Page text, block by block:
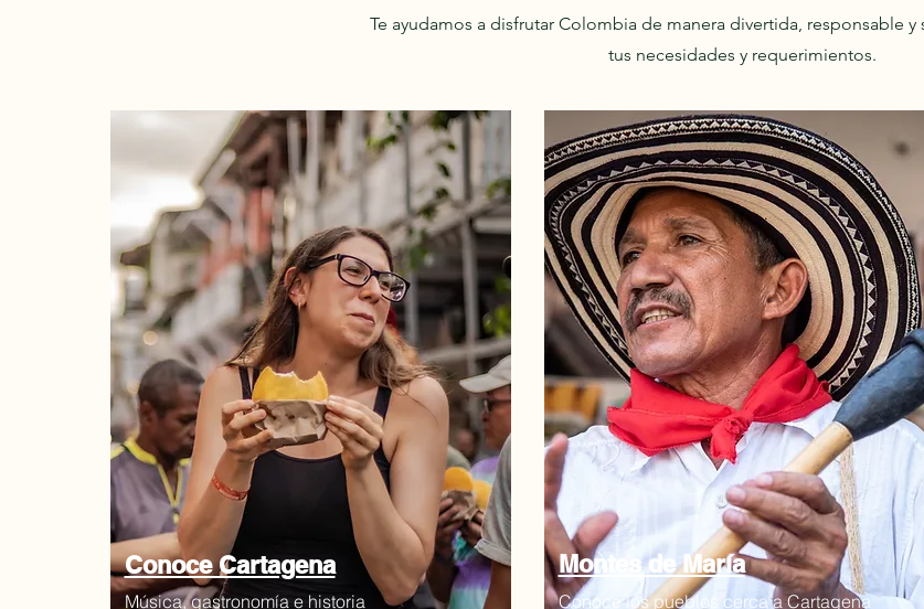
Te ayudamos a disfrutar Colombia de manera divertida, responsable
tus necesidades y requerimientos.
Conoce Cartagena
Música, gastronomía e historia
Montes de María
Conoce los pueblos cerca a Cartagena